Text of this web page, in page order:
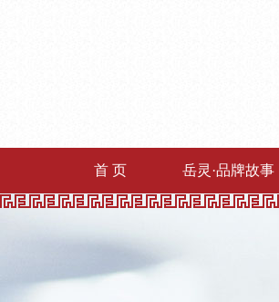
首 页 岳灵·品牌故事